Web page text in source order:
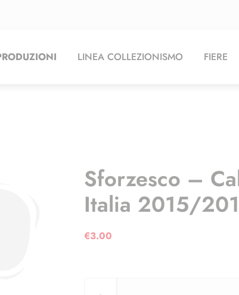
LINEA COLLEZIONISMO FIERE
Sforzesco –
Italia 2015/
€3.00